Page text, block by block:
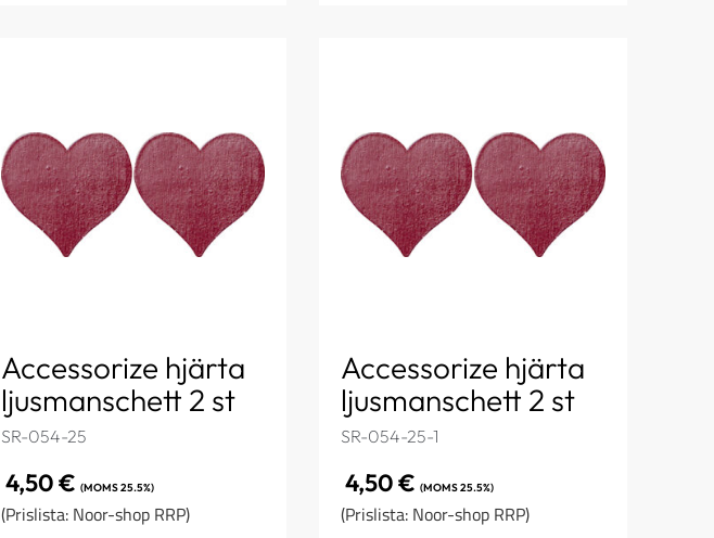
Accessorize hjärta
ljusmanschett 2 st
SR-054-25
4,50€ (MOMS 25.5%)
(Prislista: Noor-shop RRP)
Accessorize hjärta
ljusmanschett 2 st
SR-054-25-1
4,50€ (MOMS 25.5%)
(Prislista: Noor-shop RRP)